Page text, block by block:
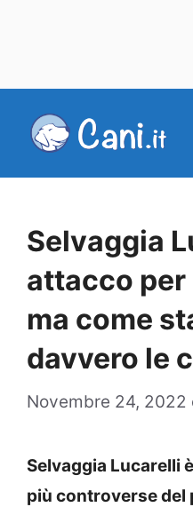
Selvaggia
attacco per
ma come
davvero le
Novembre 24, 2022
Selvaggia Lucarelli
più controverse del